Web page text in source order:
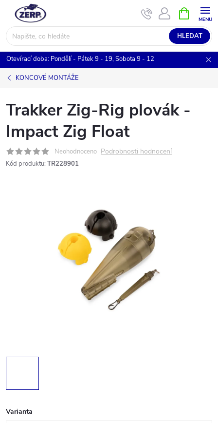
obsah
HLEDAT
NÁKUPNÍ
KOŠÍK
Otevírací doba: Pondělí - Pátek 9 - 19, Sobota 9 - 12
KONCOVÉ MONTÁŽE
Trakker Zig-Rig plovák -
Impact Zig Float
Neohodnoceno Podrobnosti hodnocení
Kód produktu: TR228901
Varianta